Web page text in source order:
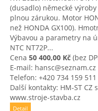
(dusadlo) německé
plnou zárukou. Motor
než HONDA GX100).
Výbavou a parametry na
NTC NT72P...
Cena 50 400,00 Kč (bez
E-mail: hansc@seznam.cz
Telefon: +420 734 159 511
Další kontakty: HM-ST CZ
www.stroje-stavba.cz
Detail